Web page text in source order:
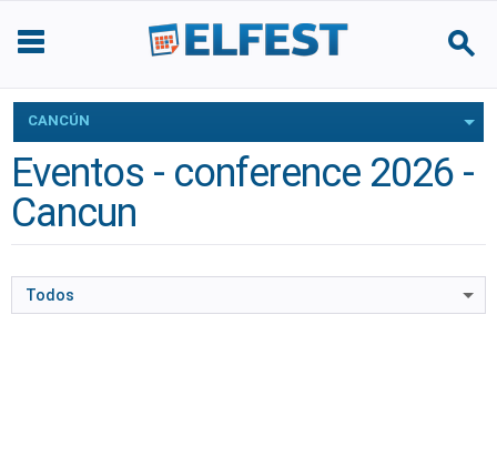
CANCÚN
Eventos - conference 2026 -
Cancun
Todos